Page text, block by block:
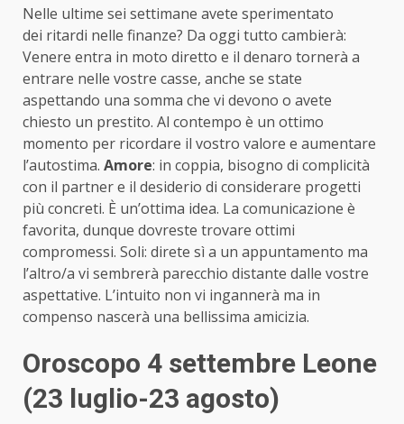
Nelle ultime sei settimane avete sperimentato
dei ritardi nelle finanze? Da oggi tutto cambierà:
Venere entra in moto diretto e il denaro tornerà a
entrare nelle vostre casse, anche se state
aspettando una somma che vi devono o avete
chiesto un prestito. Al contempo è un ottimo
momento per ricordare il vostro valore e aumentare
l’autostima. Amore: in coppia, bisogno di complicità
con il partner e il desiderio di considerare progetti
più concreti. È un’ottima idea. La comunicazione è
favorita, dunque dovreste trovare ottimi
compromessi. Soli: direte sì a un appuntamento ma
l’altro/a vi sembrerà parecchio distante dalle vostre
aspettative. L’intuito non vi ingannerà ma in
compenso nascerà una bellissima amicizia.
Oroscopo 4 settembre Leone
(23 luglio-23 agosto)